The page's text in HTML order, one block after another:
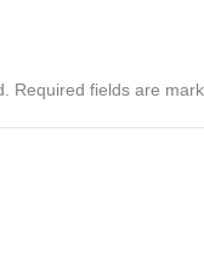
Required fields are